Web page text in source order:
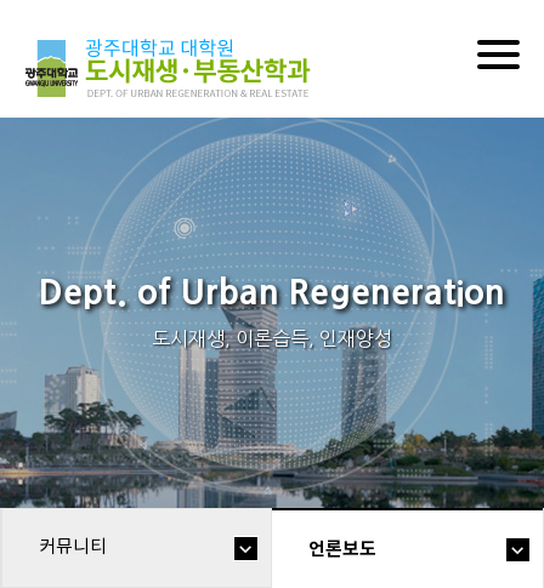
Dept. of Urban Regeneration
도시재생, 이론습득, 인재양성
커뮤니티 언론보도